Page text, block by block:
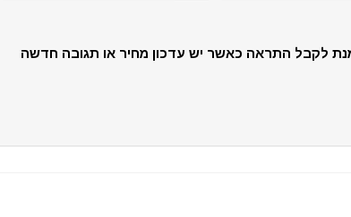
לקבל התראה כאשר יש עדכון מחיר או תגובה חדשה